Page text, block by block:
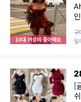
10대 여성이 좋아해요
구
알
[